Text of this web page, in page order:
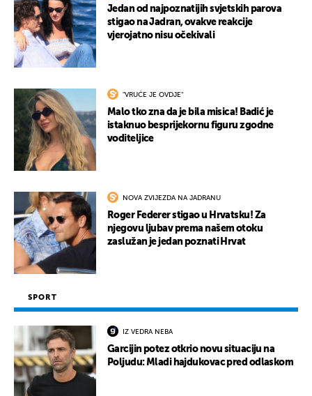
Jedan od najpoznatijih svjetskih parova
stigao na Jadran, ovakve reakcije
vjerojatno nisu očekivali
"VRUĆE JE OVDJE"
Malo tko zna da je bila misica! Badić je
istaknuo besprijekornu figuru zgodne
voditeljice
NOVA ZVIJEZDA NA JADRANU
Roger Federer stigao u Hrvatsku! Za
njegovu ljubav prema našem otoku
zaslužan je jedan poznati Hrvat
SPORT
IZ VEDRA NEBA
Garcijin potez otkrio novu situaciju na
Poljudu: Mladi hajdukovac pred odlaskom
UKLJUČITE NOTIFIKACIJE